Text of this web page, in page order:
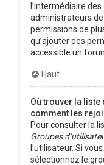
l’intermédiaire
administrateurs
permissions de
qu’ajouter des
accessible un
Haut
Où trouver la liste
comment les
Pour consulter la
Groupes
l’utilisateur. Si
sélectionnez le